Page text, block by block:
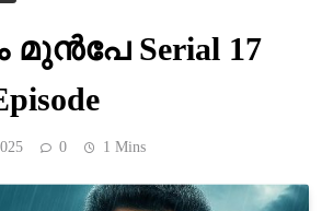
Serial 17
0 1 Mins